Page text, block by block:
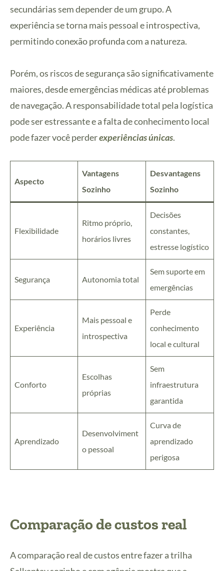
secundárias sem depender de um grupo. A
experiência se torna mais pessoal e introspectiva,
permitindo conexão profunda com a natureza.
Porém, os riscos de segurança são significativamente
maiores, desde emergências médicas até problemas
de navegação. A responsabilidade total pela logística
pode ser estressante e a falta de conhecimento local
pode fazer você perderexperiências únicas.
Aspecto
Vantagens
Sozinho
Desvantagens
Sozinho
Flexibilidade
Ritmo próprio,
horários livres
Decisões
constantes,
estresse logístico
Segurança Autonomia total
Sem suporte em
emergências
Experiência
Mais pessoal e
introspectiva
Perde
conhecimento
local e cultural
Conforto
Escolhas
próprias
Sem
infraestrutura
garantida
Aprendizado
Desenvolviment
o pessoal
Curva de
aprendizado
perigosa
Comparação de custos real
A comparação real de custos entre fazer a trilha